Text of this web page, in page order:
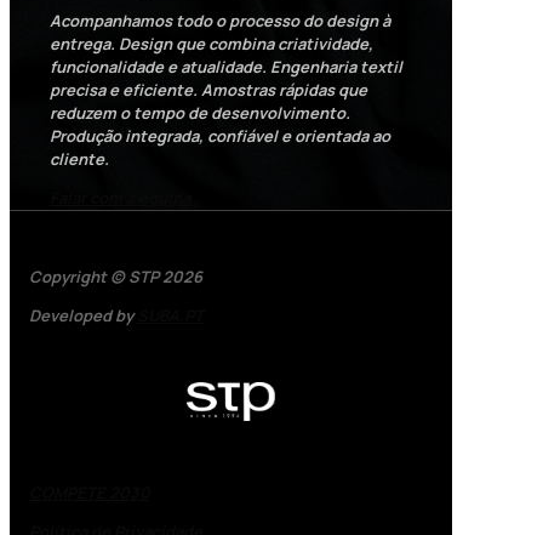
Acompanhamos todo o processo do design à
entrega. Design que combina criatividade,
funcionalidade e atualidade. Engenharia textil
precisa e eficiente. Amostras rápidas que
reduzem o tempo de desenvolvimento.
Produção integrada, confiável e orientada ao
cliente.
Copyright © STP 2026
Developed by